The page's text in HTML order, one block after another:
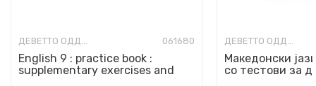
ДЕВЕТТО ОДДЕЛЕНИЕ 061680
English 9 : practice book :
supplementary exercises and
ДЕВЕТТО ОДДЕЛЕНИЕ
Македонски
со тестови за